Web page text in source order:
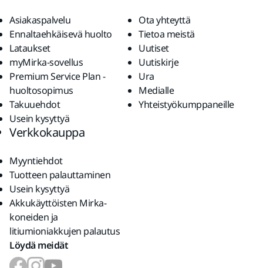
Asiakaspalvelu
Ennaltaehkäisevä huolto
Lataukset
myMirka-sovellus
Premium Service Plan -
huoltosopimus
Takuuehdot
Usein kysyttyä
Ota yhteyttä
Tietoa meistä
Uutiset
Uutiskirje
Ura
Medialle
Yhteistyökumppaneille
Verkkokauppa
Myyntiehdot
Tuotteen palauttaminen
Usein kysyttyä
Akkukäyttöisten Mirka-
koneiden ja
litiumioniakkujen palautus
Löydä meidät